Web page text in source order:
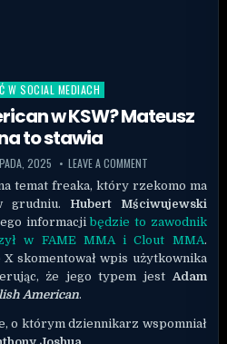
W SOCIAL MEDIACH
w KSW? Mateusz
to stawia
2025 LEAVE A COMMENT
temat freaka, który rzekomo ma
grudniu. Hubert Mściwujewski
informacjibędzie to zawodnik
w FAME MMA i Clout MMA.
skomentował wpis użytkownika
że jego typem jest Adam
American.
o którym dziennikarz wspomniał